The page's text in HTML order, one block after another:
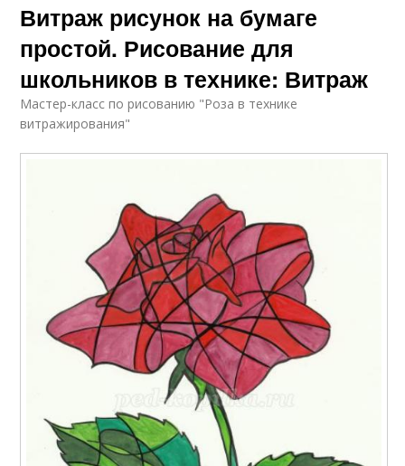
Витраж рисунок на бумаге
простой. Рисование для
школьников в технике: Витраж
Мастер-класс по рисованию "Роза в технике
витражирования"